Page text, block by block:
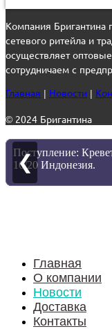
Компания Бригантина
сетевого ритейла и
осуществляет
сотрудничаем с
Главная | Новости |
© 2024 Бригантина
Поступление:
16/20 Индонезия.
❮
Главная
О компании
Новости
Доставка
Контакты